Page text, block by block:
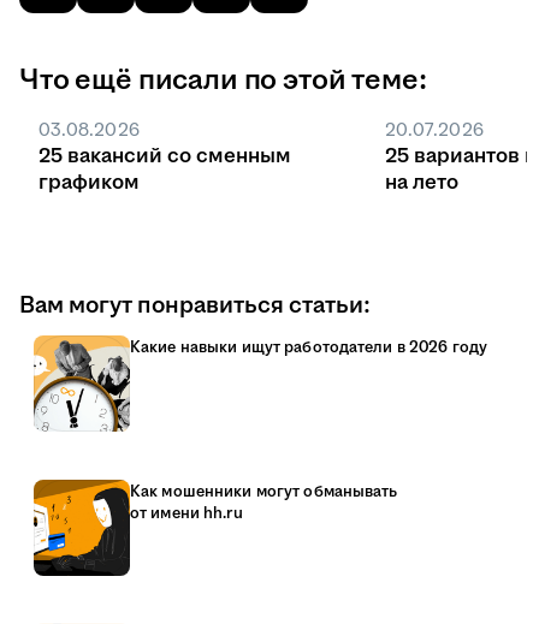
Что ещё писали по этой теме:
03.08.2026
25 вакансий со сменным
графиком
20.07.2026
25 вариантов
на лето
Вам могут понравиться статьи:
Какие навыки ищут работодатели в 2026 году
Как мошенники могут обманывать
от имени hh.ru